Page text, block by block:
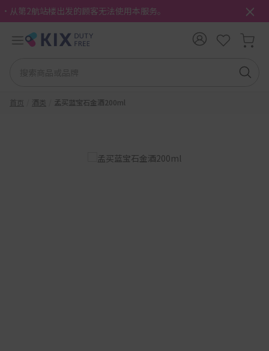
・从第2航站楼出发的顾客无法使用本服务。
首页 酒类 孟买蓝宝石金酒200ml